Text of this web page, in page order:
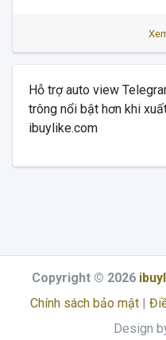
Hỗ trợ auto view
trông nổi bật hơn khi
ibuylike.com
Copyright © 2026
Chính sách bảo mật |
Design